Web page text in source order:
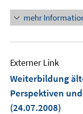
mehr
Externer Link
Weiterbildung
Perspektiven
(24.07.2008)